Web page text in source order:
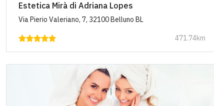
Estetica Mirà di Adriana Lopes
Via Pierio Valeriano, 7, 32100 Belluno BL
471.74km